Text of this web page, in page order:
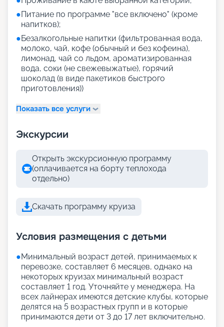
●Питание по программе "все включено" (кроме
напитков);
●Безалкогольные напитки (фильтрованная вода,
молоко, чай, кофе (обычный и без кофеина),
лимонад, чай со льдом, ароматизированная
вода, соки (не свежевыжатые), горячий
шоколад (в виде пакетиков быстрого
приготовления))
Показать все услуги
Экскурсии
Открыть экскурсионную программу
(оплачивается на борту теплохода
отдельно)
Скачать программу круиза
Условия размещения с детьми
●Минимальный возраст детей, принимаемых к
перевозке, составляет 6 месяцев, однако на
некоторых круизах минимальный возраст
составляет 1 год. Уточняйте у менеджера. На
всех лайнерах имеются детские клубы, которые
делятся на 5 возрастных групп и в которые
принимаются дети от 3 до 17 лет включительно.